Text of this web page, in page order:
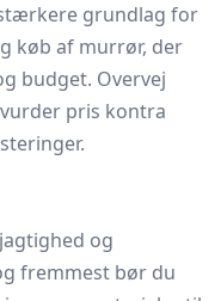
grundlag for
køb af murrør, der
budget. Overvej
pris kontra
og
fremmest bør du